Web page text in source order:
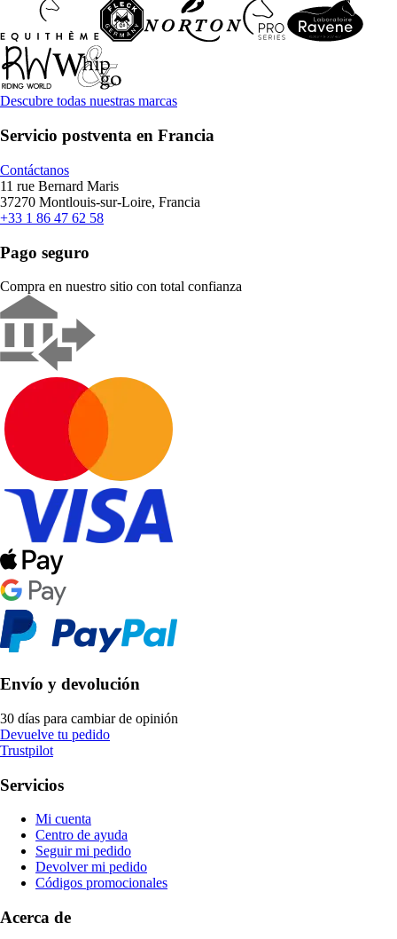
Descubre todas nuestras marcas
Servicio postventa en Francia
Contáctanos
11 rue Bernard Maris
37270 Montlouis-sur-Loire, Francia
+33 1 86 47 62 58
Pago seguro
Compra en nuestro sitio con total confianza
Envío y devolución
30 días para cambiar de opinión
Devuelve tu pedido
Trustpilot
Servicios
Mi cuenta
Centro de ayuda
Seguir mi pedido
Devolver mi pedido
Códigos promocionales
Acerca de